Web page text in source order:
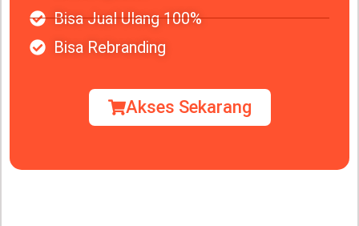
Bisa Jual Ulang 100%
Bisa Rebranding
Akses Sekarang